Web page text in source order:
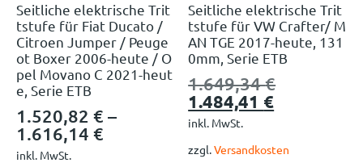
Seitliche elektrische Trit
tstufe für Fiat Ducato /
Citroen Jumper / Peuge
ot Boxer 2006-heute / O
pel Movano C 2021-heut
e, Serie ETB
1.520,82 € –
1.616,14 €
inkl. MwSt.
Seitliche elektrische Trit
tstufe für VW Crafter/ M
AN TGE 2017-heute, 131
0mm, Serie ETB
1.649,34€
1.484,41 €
inkl. MwSt.
zzgl.Versandkosten